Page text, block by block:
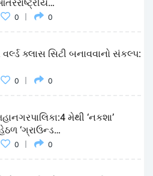
0 0
ક્લાસ સિટી બનાવવાનો સંકલ્પ:
0 0
મેથી ‘નકશા’
‘ગ્રાઉન્ડ…
0 0